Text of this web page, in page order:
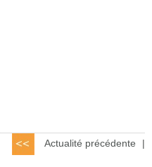
Actualité précédente |